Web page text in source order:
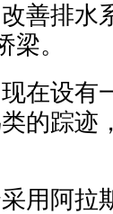
善排水
。
在设有
的踪迹
用阿拉